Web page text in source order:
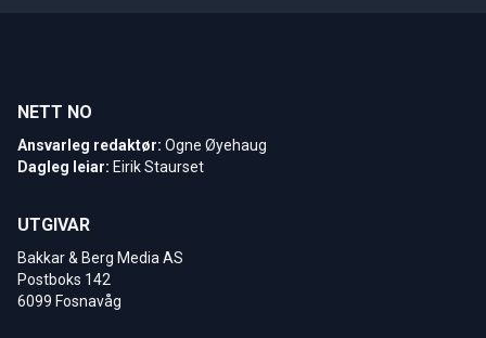
NETT NO
Ansvarleg redaktør: Ogne Øyehaug
Dagleg leiar: Eirik Staurset
UTGIVAR
Bakkar & Berg Media AS
Postboks 142
6099 Fosnavåg